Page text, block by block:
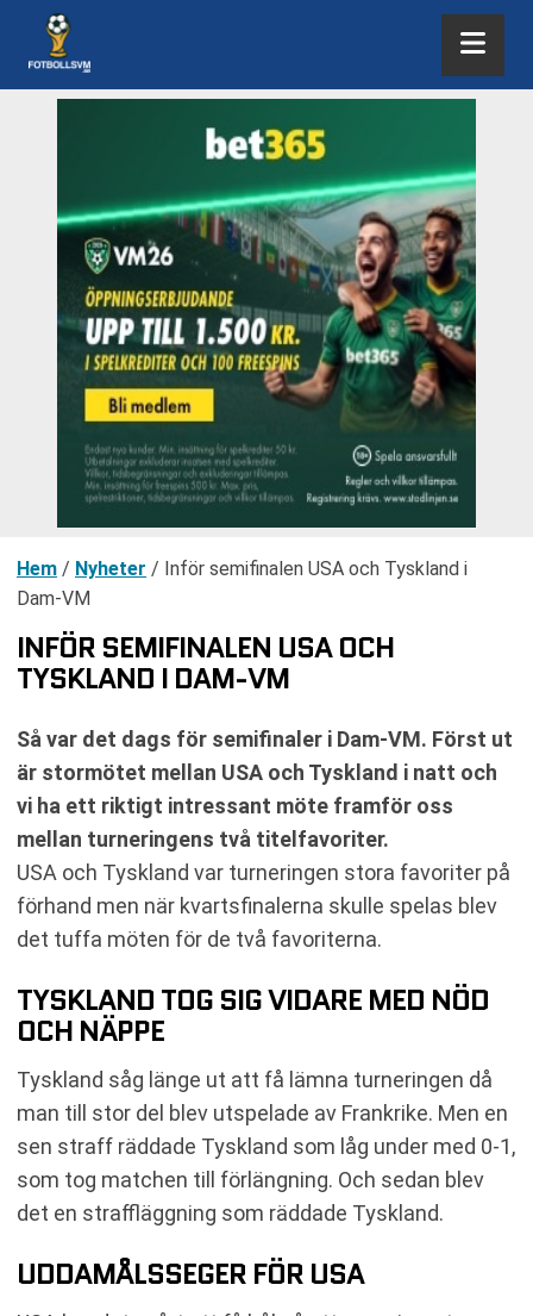
Hem / Nyheter / Inför semifinalen USA och Tyskland i
Dam-VM
INFÖR SEMIFINALEN USA OCH
TYSKLAND I DAM-VM
Så var det dags för semifinaler i Dam-VM. Först ut
är stormötet mellan USA och Tyskland i natt och
vi ha ett riktigt intressant möte framför oss
mellan turneringens två titelfavoriter.
USA och Tyskland var turneringen stora favoriter på
förhand men när kvartsfinalerna skulle spelas blev
det tuffa möten för de två favoriterna.
TYSKLAND TOG SIG VIDARE MED NÖD
OCH NÄPPE
Tyskland såg länge ut att få lämna turneringen då
man till stor del blev utspelade av Frankrike. Men en
sen straff räddade Tyskland som låg under med 0-1,
som tog matchen till förlängning. Och sedan blev
det en straffläggning som räddade Tyskland.
UDDAMÅLSSEGER FÖR USA